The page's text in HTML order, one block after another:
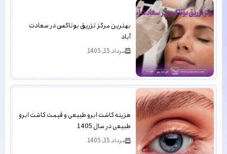
بهترین مرکز تزریق بوتاکس در سعادت
آباد
مرداد 15, 1405
هزینه کاشت ابرو طبیعی و قیمت کاشت ابرو
طبیعی در سال 1405
مرداد 15, 1405